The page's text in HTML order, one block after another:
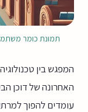
תמונת כומר
המפגש בין
עומדים להפוך